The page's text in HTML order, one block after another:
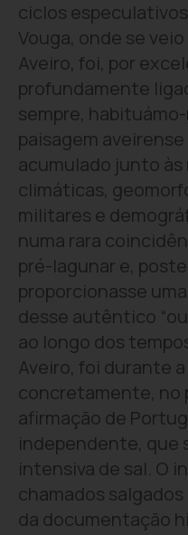
ciclos
Vouga, onde se
Aveiro, foi, por
profundamente
sempre,
paisagem
acumulado junto
climáticas,
militares e
numa rara
pré-lagunar e,
proporcionasse
desse autêntico
ao longo dos
Aveiro, foi durante
concretamente, no
afirmação de
independente, que
intensiva de sal. O
chamados
da documentação